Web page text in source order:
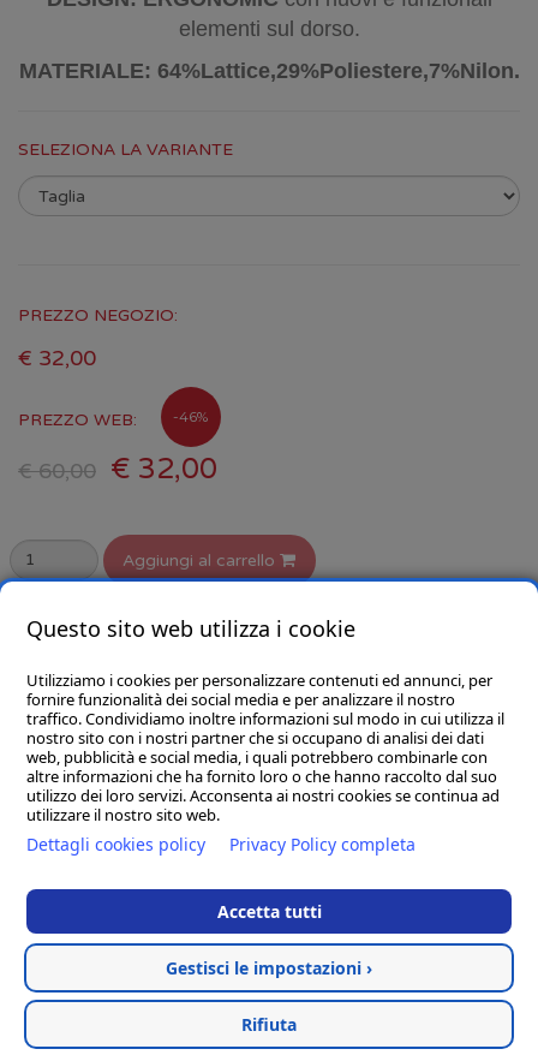
elementi sul dorso.
MATERIALE: 64%Lattice,29%Poliestere,7%Nilon.
SELEZIONA LA VARIANTE
PREZZO NEGOZIO:
€ 32,00
-46%
PREZZO WEB:
€ 60,00 € 32,00
Aggiungi al carrello
CHI SIAMO
GOBA.IT
SHOP
Hosted & created by
Questo sito web utilizza i cookie
Utilizziamo i cookies per personalizzare contenuti ed annunci, per
fornire funzionalità dei social media e per analizzare il nostro
traffico. Condividiamo inoltre informazioni sul modo in cui utilizza il
nostro sito con i nostri partner che si occupano di analisi dei dati
web, pubblicità e social media, i quali potrebbero combinarle con
altre informazioni che ha fornito loro o che hanno raccolto dal suo
utilizzo dei loro servizi. Acconsenta ai nostri cookies se continua ad
utilizzare il nostro sito web.
Dettagli cookies policy Privacy Policy completa
Accetta tutti
Gestisci le impostazioni ›
Rifiuta